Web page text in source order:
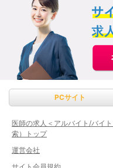
PCサイト
医師の求人＜アルバイト/バイ
索）トップ
運営会社